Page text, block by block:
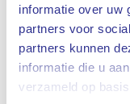
informatie over uw
partners voor
partners kunnen
informatie die u
verzameld op
Maatschappelijk